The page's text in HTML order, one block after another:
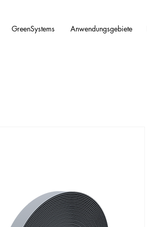
GreenSystems Anwendungsgebiete